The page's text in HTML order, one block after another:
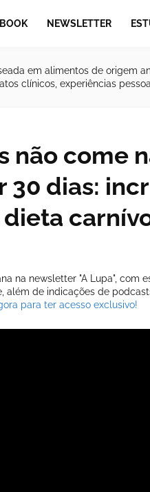
NEWSLETTER
em alimentos de origem
clínicos, experiências
não come
30 dias:
na newsletter "A Lupa", com
além de indicações de
para ter acesso exclusivo!